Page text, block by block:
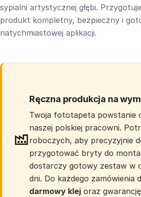
sypialni artystycznej głębi.
produkt kompletny, bezpieczny i
natychmiastowej aplikacji.
Ręczna produkcja na
Twoja fototapeta powstanie
naszej polskiej pracowni.
roboczych, aby precyzyjnie
przygotować bryty do
dostarczy gotowy zestaw w
dni. Do każdego zamówienia
darmowy klej oraz